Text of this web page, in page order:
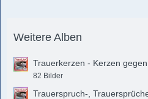
Weitere Alben
Trauerkerzen - Kerzen
82 Bilder
Trauerspruch-,